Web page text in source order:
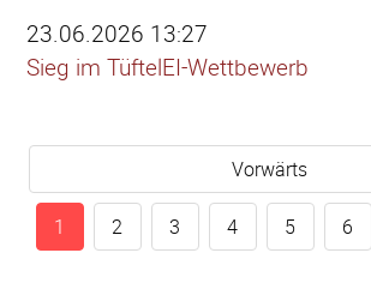
23.06.2026 13:27
Sieg im TüftelEI-Wettbewerb
Vorwärts
1 2 3 4 5 6